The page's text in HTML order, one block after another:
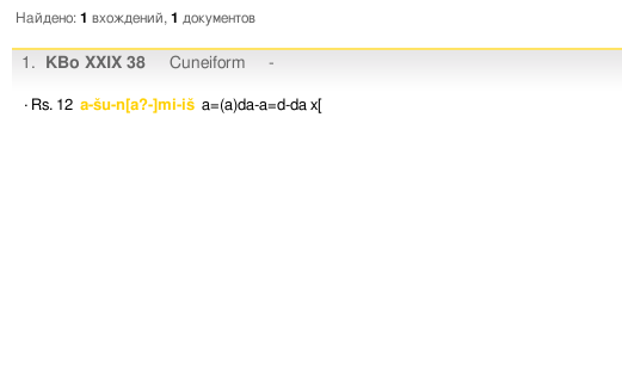
Найдено: 1 вхождений, 1 документов
1. KBo XXIX 38 Cuneiform -
· Rs. 12 a-šu-n[a?-]mi-iš a=(a)da-a=d-da x[